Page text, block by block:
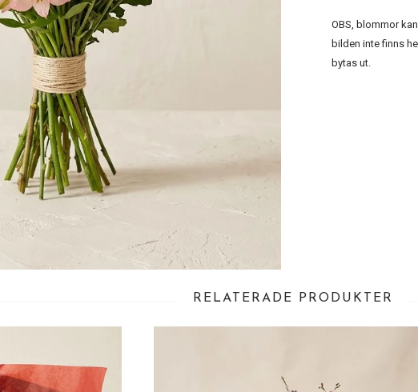
OBS, blommor
bilden inte finns
bytas ut.
RELATERADE PRODUKTER